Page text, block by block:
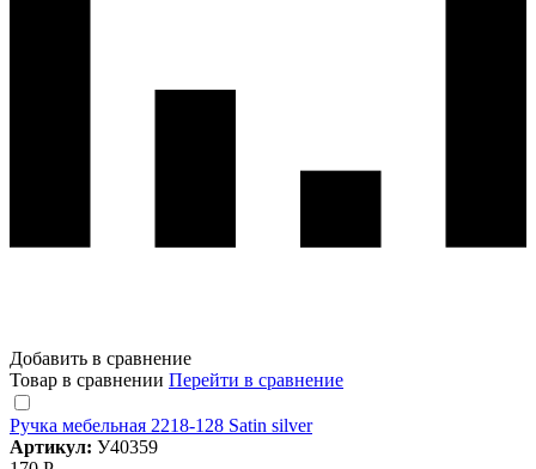
Добавить в сравнение
Товар в сравнении Перейти в сравнение
Ручка мебельная 2218-128 Satin silver
Артикул: У40359